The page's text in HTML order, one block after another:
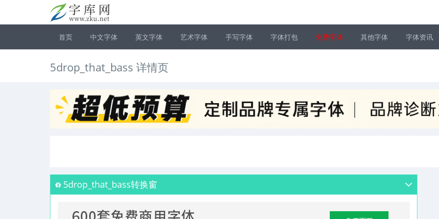
首页 中文字体 英文字体 艺术字体 手写字体 字体打包 免费字体 其他字体 字体资讯
5drop_that_bass 详情页
5drop_that_bass转换窗